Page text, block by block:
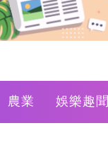
農業 娛樂趣聞